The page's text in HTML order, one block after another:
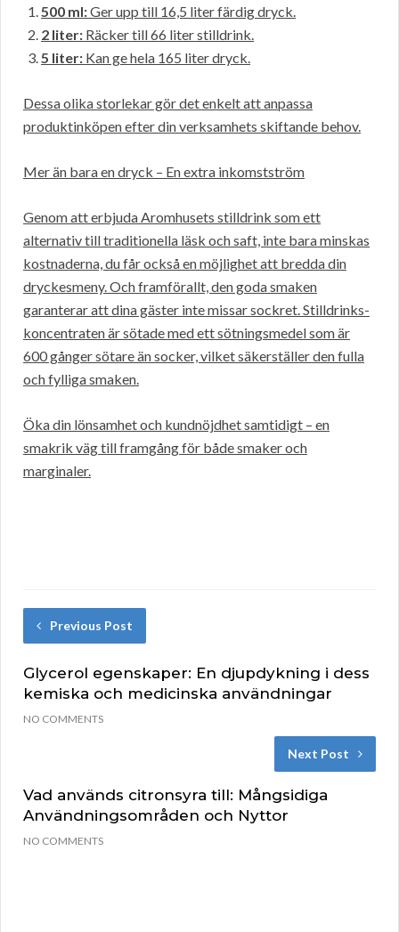
500 ml:Ger upp till 16,5 liter färdig dryck.
2 liter: Räcker till 66 liter stilldrink.
5 liter: Kan ge hela 165 liter dryck.
Dessa olika storlekar gör det enkelt att anpassa
produktinköpen efter din verksamhets skiftande behov.
Mer än bara en dryck – En extra inkomstström
Genom att erbjuda Aromhusets stilldrink som ett
alternativ till traditionella läsk och saft, inte bara minskas
kostnaderna, du får också en möjlighet att bredda din
dryckesmeny. Och framförallt, den goda smaken
garanterar att dina gäster inte missar sockret. Stilldrinks-
koncentraten är sötade med ett sötningsmedel som är
600 gånger sötare än socker, vilket säkerställer den fulla
och fylliga smaken.
Öka din lönsamhet och kundnöjdhet samtidigt – en
smakrik väg till framgång för både smaker och
marginaler.
Previous Post
Glycerol egenskaper: En djupdykning i dess
kemiska och medicinska användningar
NO COMMENTS
Next Post
Vad används citronsyra till: Mångsidiga
Användningsområden och Nyttor
NO COMMENTS